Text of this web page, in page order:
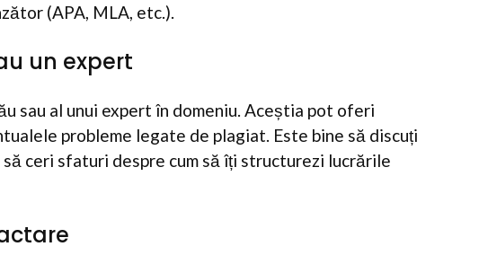
(APA, MLA, etc.).
un expert
sau al unui expert în domeniu. Aceștia pot oferi
probleme legate de plagiat. Este bine să discuți
ceri sfaturi despre cum să îți structurezi lucrările